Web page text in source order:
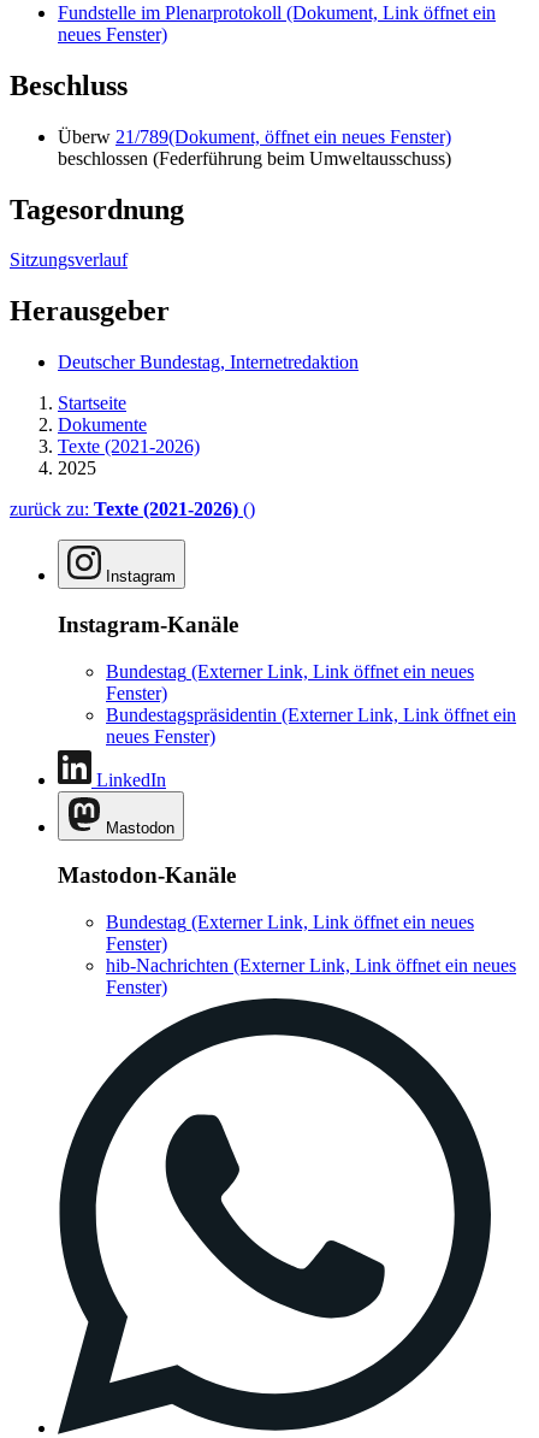
Fundstelle im Plenarprotokoll (Dokument, Link öffnet ein
neues Fenster)
Beschluss
Überw 21/789(Dokument, öffnet ein neues Fenster)
beschlossen (Federführung beim Umweltausschuss)
Tagesordnung
Sitzungsverlauf
Herausgeber
Deutscher Bundestag, Internetredaktion
Startseite
Dokumente
Texte (2021-2026)
2025
zurück zu: Texte (2021-2026) ()
Instagram
Instagram-Kanäle
Bundestag (Externer Link, Link öffnet ein neues
Fenster)
Bundestagspräsidentin (Externer Link, Link öffnet ein
neues Fenster)
LinkedIn
Mastodon
Mastodon-Kanäle
Bundestag (Externer Link, Link öffnet ein neues
Fenster)
hib-Nachrichten (Externer Link, Link öffnet ein neues
Fenster)